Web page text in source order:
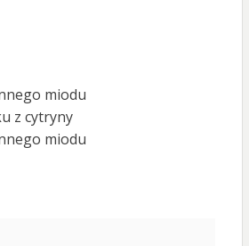
miodu
z cytryny
miodu